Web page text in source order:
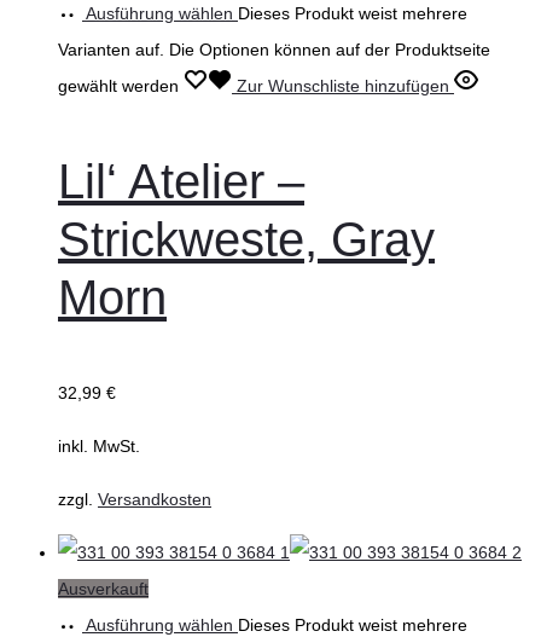
Ausführung wählen Dieses Produkt weist mehrere
Varianten auf. Die Optionen können auf der Produktseite
gewählt werden
Zur Wunschliste hinzufügen
Lil‘ Atelier –
Strickweste, Gray
Morn
32,99 €
inkl. MwSt.
zzgl. Versandkosten
Ausverkauft
Ausführung wählen Dieses Produkt weist mehrere